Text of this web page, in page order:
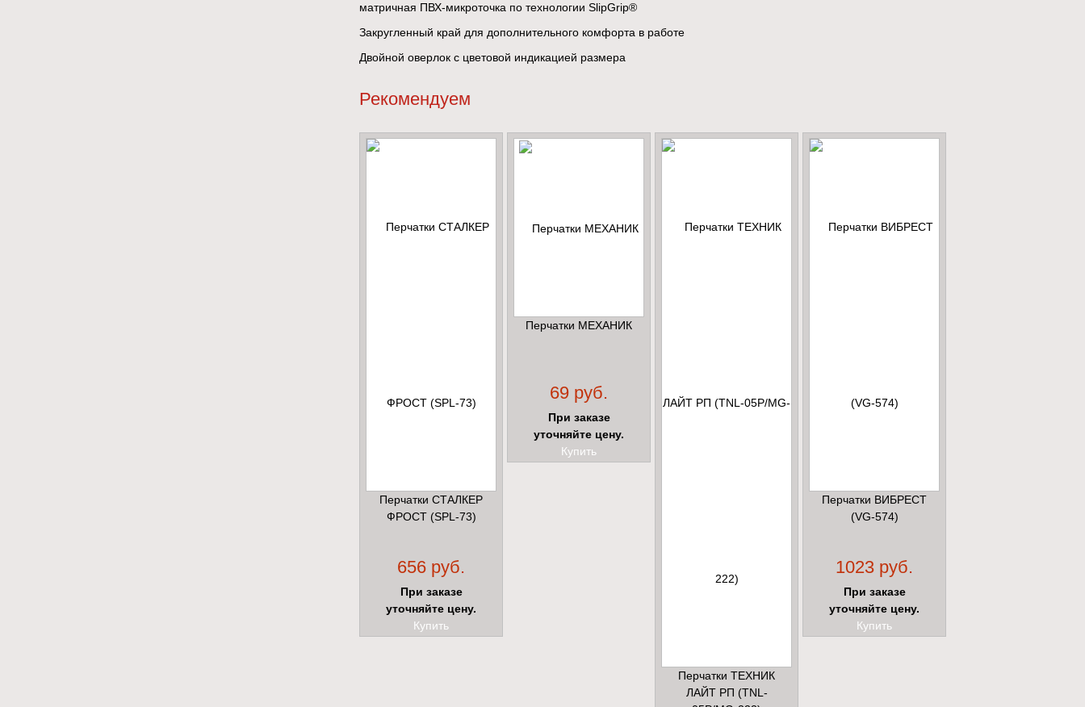
матричная ПВХ-микроточка по технологии SlipGrip®
Закругленный край для дополнительного комфорта в работе
Двойной оверлок с цветовой индикацией размера
Рекомендуем
Перчатки СТАЛКЕР
ФРОСТ (SPL-73)
656 руб.
При заказе
уточняйте цену.
Купить
Перчатки МЕХАНИК
69 руб.
При заказе
уточняйте цену.
Купить
Перчатки ТЕХНИК
ЛАЙТ РП (TNL-
Перчатки ВИБРЕСТ
(VG-574)
1023 руб.
При заказе
уточняйте цену.
Купить